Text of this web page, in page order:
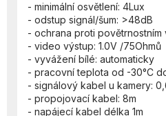
- minimální osvětlení: 4Lux
- odstup signál/šum: >48dB
- ochrana proti povětrnostním
- video výstup: 1.0V /75Ohmů
- vyvážení bílé: automaticky
- pracovní teplota od -30°C
- signálový kabel u kamery:
- propojovací kabel: 8m
- napájecí kabel délka 1m